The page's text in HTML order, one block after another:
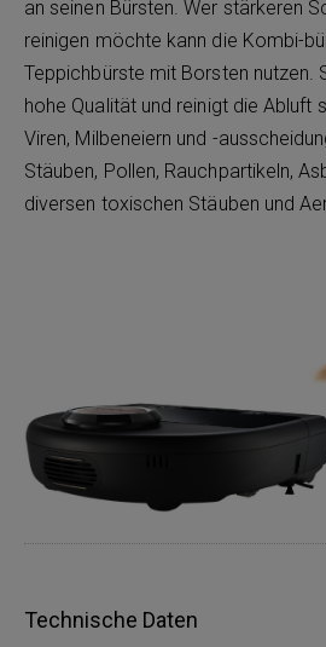
an seinen Bürsten. Wer stärkeren
reinigen möchte kann die Kombi-
Teppichbürste mit Borsten nutzen.
hohe Qualität und reinigt die Abluft
Viren, Milbeneiern und -
Stäuben, Pollen, Rauchpartikeln,
diversen toxischen Stäuben und
Technische Daten